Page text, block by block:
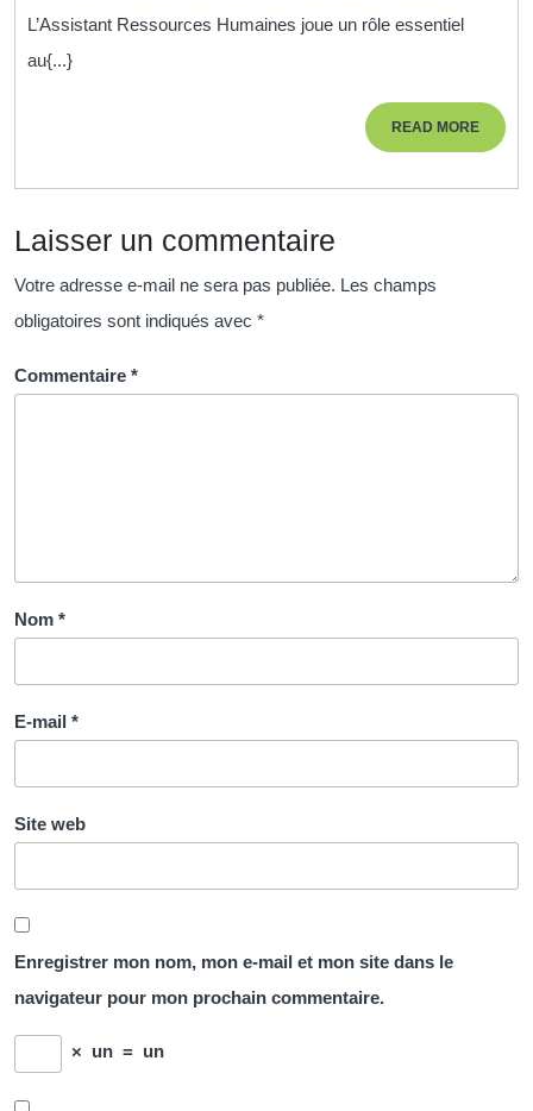
à
Acquérir
les
Réussir
L’Assistant Ressources Humaines joue un rôle essentiel
au{...}
READ MOREREAD
MORE
Laisser un commentaire
Votre adresse e-mail ne sera pas publiée. Les champs
obligatoires sont indiqués avec *
Commentaire *
Nom *
E-mail *
Site web
Enregistrer mon nom, mon e-mail et mon site dans le
navigateur pour mon prochain commentaire.
× un = un